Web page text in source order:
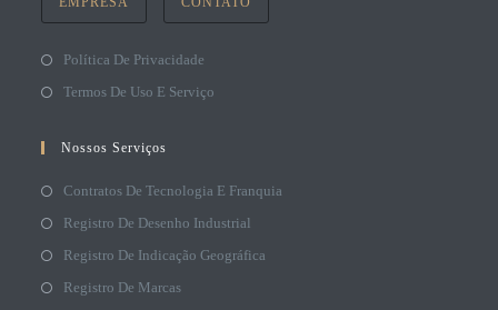
Política De Privacidade
Termos De Uso E Serviço
Nossos Serviços
Contratos De Tecnologia E Franquia
Registro De Desenho Industrial
Registro De Indicação Geográfica
Registro De Marcas